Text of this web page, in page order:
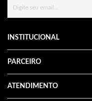
INSTITUCIONAL
PARCEIRO
ATENDIMENTO